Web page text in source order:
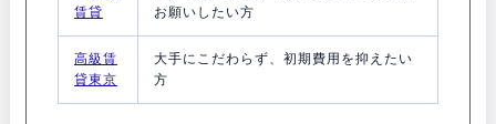
賃貸
お願いしたい方
高級賃
貸東京
大手にこだわらず、初期費用を抑えたい
方